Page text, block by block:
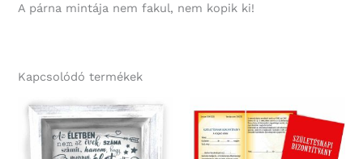
A párna mintája nem fakul, nem kopik ki!
Kapcsolódó termékek